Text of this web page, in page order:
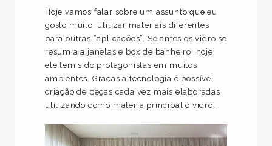
Hoje vamos falar sobre um assunto que eu
gosto muito, utilizar materiais diferentes
para outras “aplicações”. Se antes os vidro se
resumia a janelas e box de banheiro, hoje
ele tem sido protagonistas em muitos
ambientes. Graças a tecnologia é possível
criação de peças cada vez mais elaboradas
utilizando como matéria principal o vidro.